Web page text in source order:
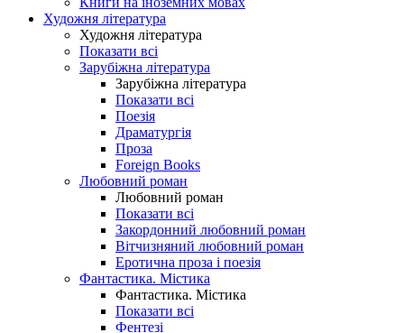
Художня література
Художня література
Показати всі
Зарубіжна література
Зарубіжна література
Показати всі
Поезія
Драматургія
Проза
Foreign Books
Любовний роман
Любовний роман
Показати всі
Закордонний любовний роман
Вітчизняний любовний роман
Еротична проза і поезія
Фантастика. Містика
Фантастика. Містика
Показати всі
Фентезі